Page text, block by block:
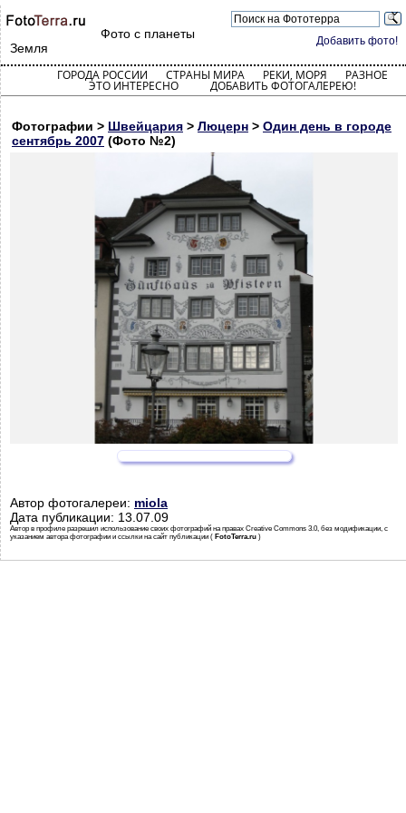
Добавить фото!
Фото с планеты
Земля
ГОРОДА РОССИИ СТРАНЫ МИРА РЕКИ, МОРЯ РАЗНОЕ
ЭТО ИНТЕРЕСНО ДОБАВИТЬ ФОТОГАЛЕРЕЮ!
Фотографии > Швейцария > Люцерн > Один день в городе
сентябрь 2007 (Фото №2)
Автор фотогалереи: miola
Дата публикации: 13.07.09
Автор в профиле разрешил использование своих фотографий на правах Creative Commons 3.0, без модификации, с
указанием автора фотографии и ссылки на сайт публикации ( FotoTerra.ru )